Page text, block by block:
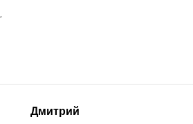
Дмитрий